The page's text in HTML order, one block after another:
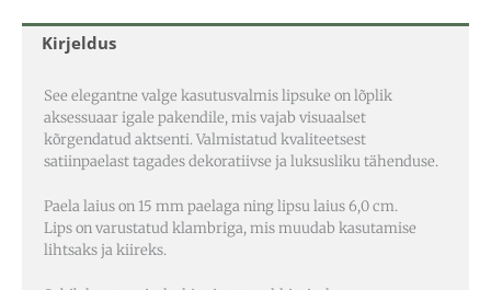
Kirjeldus
See elegantne valge kasutusvalmis lipsuke on lõplik
aksessuaar igale pakendile, mis vajab visuaalset
kõrgendatud aktsenti. Valmistatud kvaliteetsest
satiinpaelast tagades dekoratiivse ja luksusliku tähenduse.
Paela laius on 15 mm paelaga ning lipsu laius 6,0 cm.
Lips on varustatud klambriga, mis muudab kasutamise
lihtsaks ja kiireks.